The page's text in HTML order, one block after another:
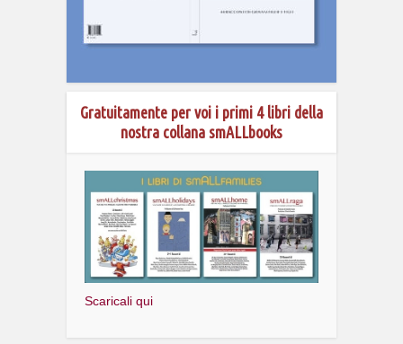
Gratuitamente per voi i primi 4 libri della
nostra collana smALLbooks
Scaricali qui